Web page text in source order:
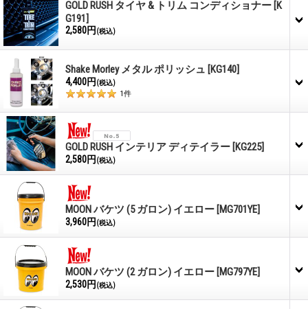
GOLD RUSH タイヤ & トリム コンディショナー [K
G191]
2,580円(税込)
Shake Morley メタル ポリッシュ [KG140]
4,400円(税込)
1件
GOLD RUSH インテリア ディテイラー [KG225]
2,580円(税込)
MOON バケツ (5 ガロン) イエロー [MG701YE]
3,960円(税込)
MOON バケツ (2 ガロン) イエロー [MG797YE]
2,530円(税込)